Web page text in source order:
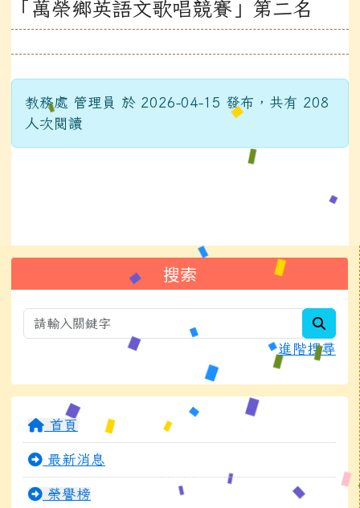
「萬榮鄉英語文歌唱競賽」第二名
教務處 管理員 於 2026-04-15 發布，共有 208
人次閱讀
搜索
進階搜尋
首頁
最新消息
榮譽榜